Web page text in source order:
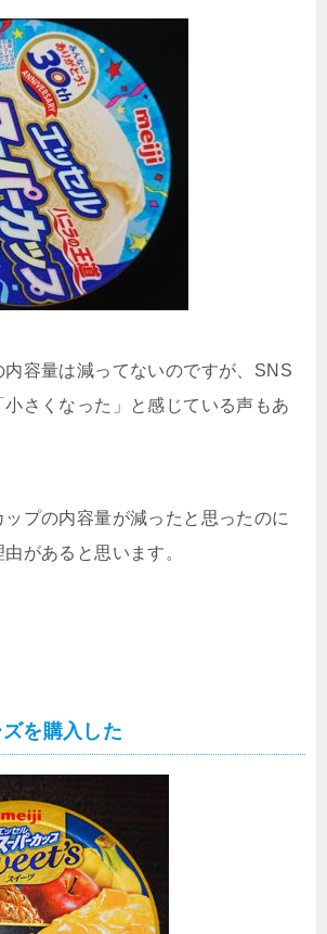
内容量は減ってないのですが、SNS
さくなった」と感じている声もあ
プの内容量が減ったと思ったのに
があると思います。
を購入した